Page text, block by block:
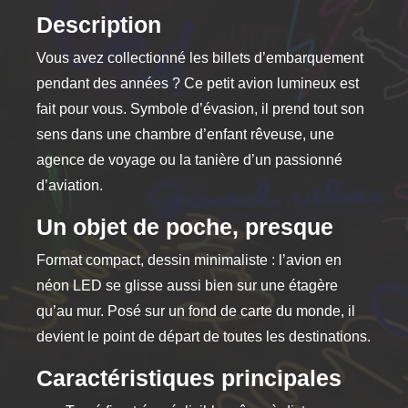
options
être
choisies
sur
produit
Description
Vous avez collectionné les billets d’embarquement
pendant des années ? Ce petit avion lumineux est
fait pour vous. Symbole d’évasion, il prend tout son
sens dans une chambre d’enfant rêveuse, une
agence de voyage ou la tanière d’un passionné
d’aviation.
Un objet de poche, presque
Format compact, dessin minimaliste : l’avion en
néon LED se glisse aussi bien sur une étagère
qu’au mur. Posé sur un fond de carte du monde, il
devient le point de départ de toutes les destinations.
Caractéristiques principales